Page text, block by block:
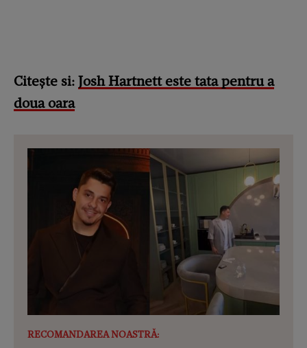
Citește si: Josh Hartnett este tata pentru a
doua oara
RECOMANDAREA NOASTRĂ: